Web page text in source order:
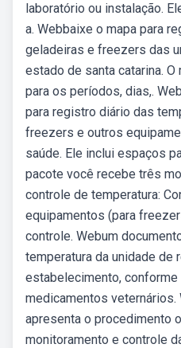
laboratório ou instalação.
a. Webbaixe o mapa para
geladeiras e freezers das
estado de santa catarina.
para os períodos, dias,.
para registro diário das
freezers e outros
saúde. Ele inclui espaços
pacote você recebe três
controle de temperatura:
equipamentos (para
controle. Webum
temperatura da unidade de
estabelecimento,
medicamentos
apresenta o procedimento
monitoramento e controle